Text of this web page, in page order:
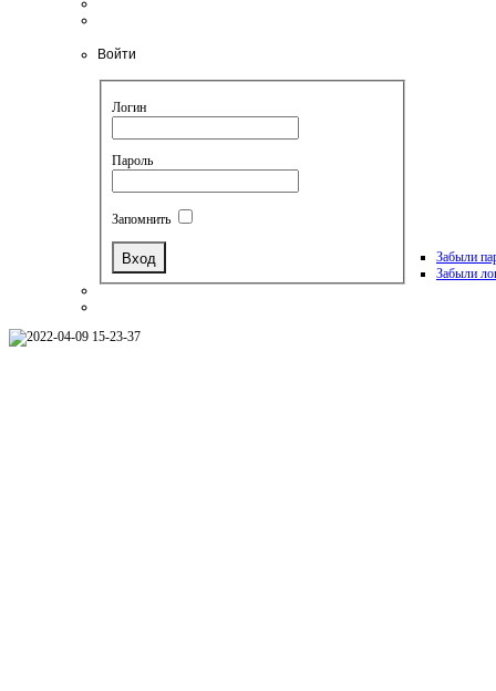
Войти
Логин
Пароль
Запомнить
Забыли
Забыли